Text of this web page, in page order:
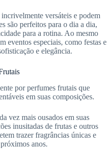
versáteis e podem
são perfeitos para o dia a dia,
para a rotina. Ao mesmo
eventos especiais, como festas e
e elegância.
por perfumes frutais que
em suas composições.
vez mais ousados em suas
inusitadas de frutas e outros
trazer fragrâncias únicas e
anos.